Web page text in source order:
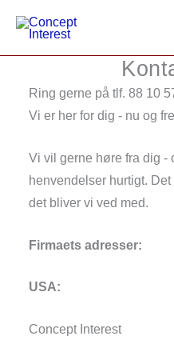
indholdet
Ring gerne på tlf. 88 10
Vi er her for dig - nu og
Vi vil gerne høre fra dig -
henvendelser hurtigt.
det bliver vi ved med.
Firmaets adresser:
USA:
Concept Interest